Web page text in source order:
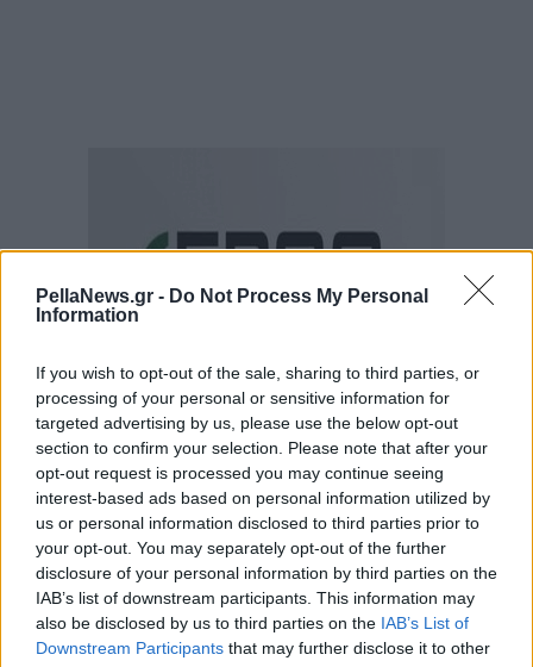
PellaNews.gr - Do Not Process My Personal
Information
If you wish to opt-out of the sale, sharing to third parties, or
processing of your personal or sensitive information for
targeted advertising by us, please use the below opt-out
section to confirm your selection. Please note that after your
opt-out request is processed you may continue seeing
interest-based ads based on personal information utilized by
us or personal information disclosed to third parties prior to
your opt-out. You may separately opt-out of the further
disclosure of your personal information by third parties on the
IAB’s list of downstream participants. This information may
also be disclosed by us to third parties on the IAB’s List of
Downstream Participants that may further disclose it to other